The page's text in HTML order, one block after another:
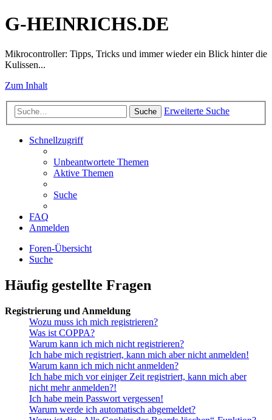
G-HEINRICHS.DE
Mikrocontroller: Tipps, Tricks und immer wieder ein Blick hinter die
Kulissen...
Zum Inhalt
Suche Erweiterte Suche
Schnellzugriff
Unbeantwortete Themen
Aktive Themen
Suche
FAQ
Anmelden
Foren-Übersicht
Suche
Häufig gestellte Fragen
Registrierung und Anmeldung
Wozu muss ich mich registrieren?
Was ist COPPA?
Warum kann ich mich nicht registrieren?
Ich habe mich registriert, kann mich aber nicht anmelden!
Warum kann ich mich nicht anmelden?
Ich habe mich vor einiger Zeit registriert, kann mich aber
nicht mehr anmelden?!
Ich habe mein Passwort vergessen!
Warum werde ich automatisch abgemeldet?